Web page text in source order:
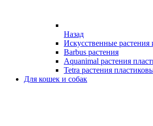
Назад
Искусственные растения
Barbus растения
Aquanimal растения
Tetra растения
Для кошек и собак